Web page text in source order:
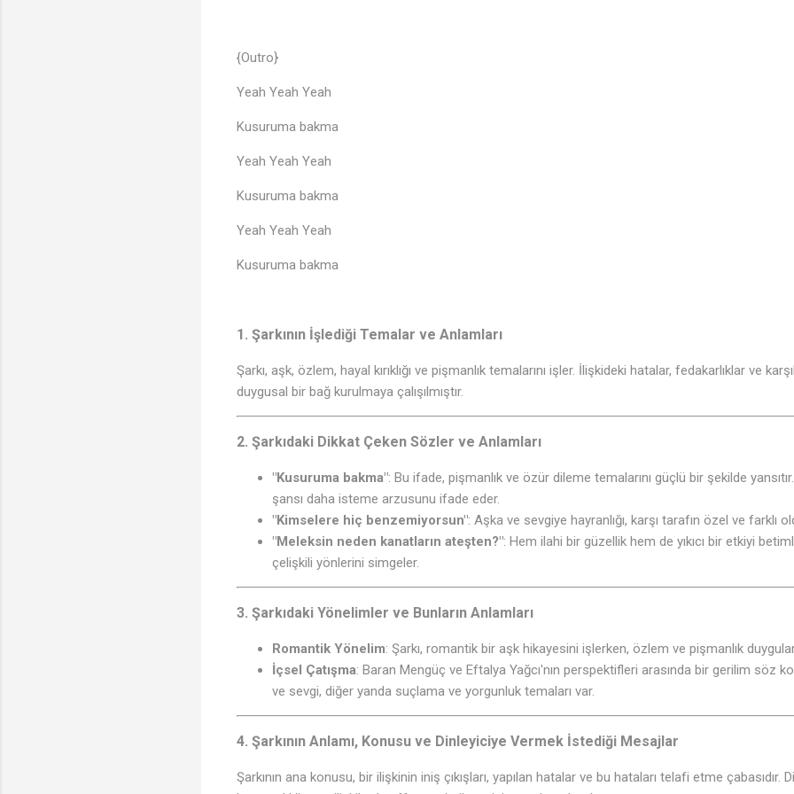
{Outro}
Yeah Yeah Yeah
Kusuruma bakma
Yeah Yeah Yeah
Kusuruma bakma
Yeah Yeah Yeah
Kusuruma bakma
1. Şarkının İşlediği Temalar ve Anlamları
Şarkı, aşk, özlem, hayal kırıklığı ve pişmanlık temalarını işler. İlişkideki hatalar, fedakarlıklar ve
duygusal bir bağ kurulmaya çalışılmıştır.
2. Şarkıdaki Dikkat Çeken Sözler ve Anlamları
"Kusuruma bakma": Bu ifade, pişmanlık ve özür dileme temalarını güçlü bir şekilde
şansı daha isteme arzusunu ifade eder.
"Kimselere hiç benzemiyorsun": Aşka ve sevgiye hayranlığı, karşı tarafın özel ve farklı
"Meleksin neden kanatların ateşten?": Hem ilahi bir güzellik hem de yıkıcı bir etkiyi
çelişkili yönlerini simgeler.
3. Şarkıdaki Yönelimler ve Bunların Anlamları
Romantik Yönelim: Şarkı, romantik bir aşk hikayesini işlerken, özlem ve pişmanlık
İçsel Çatışma: Baran Mengüç ve Eftalya Yağcı'nın perspektifleri arasında bir gerilim söz
ve sevgi, diğer yanda suçlama ve yorgunluk temaları var.
4. Şarkının Anlamı, Konusu ve Dinleyiciye Vermek İstediği Mesajlar
Şarkının ana konusu, bir ilişkinin iniş çıkışları, yapılan hatalar ve bu hataları telafi etme çabasıdır.